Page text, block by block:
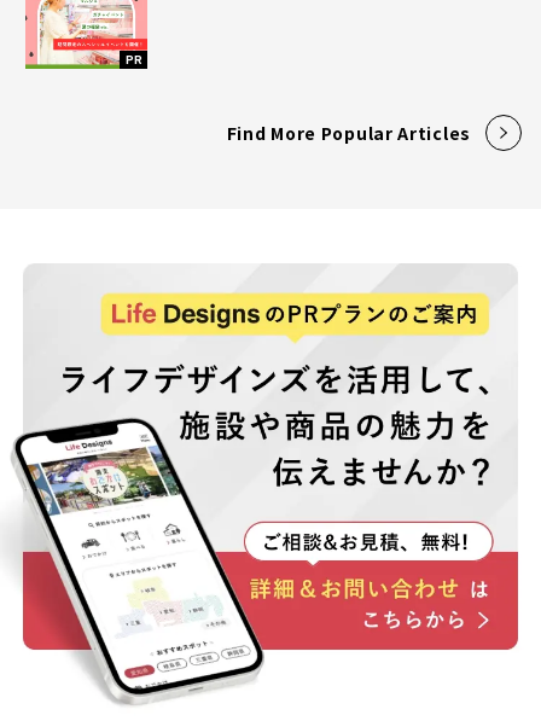
PR
Find More Popular Articles